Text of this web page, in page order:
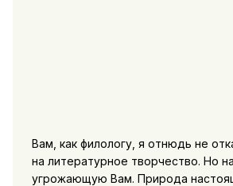
Вам, как филологу, я отнюдь не
на литературное творчество. Но
угрожающую Вам. Природа